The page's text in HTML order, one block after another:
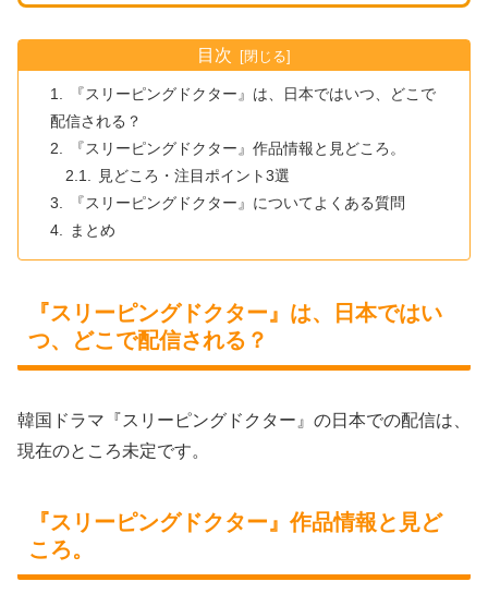
目次
『スリーピングドクター』は、日本ではいつ、どこで
配信される？
『スリーピングドクター』作品情報と見どころ。
見どころ・注目ポイント3選
『スリーピングドクター』についてよくある質問
まとめ
『スリーピングドクター』は、日本ではい
つ、どこで配信される？
韓国ドラマ『スリーピングドクター』の日本での配信は、
現在のところ未定です。
『スリーピングドクター』作品情報と見ど
ころ。